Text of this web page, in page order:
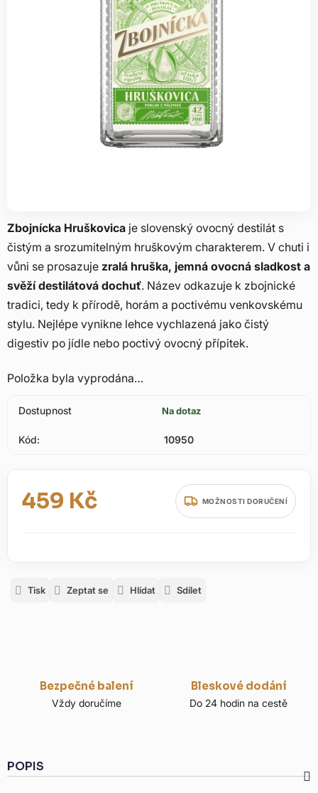
Zbojnícka Hruškovica je slovenský ovocný destilát s
čistým a srozumitelným hruškovým charakterem. V chuti i
vůni se prosazuje zralá hruška, jemná ovocná sladkost a
svěží destilátová dochuť. Název odkazuje k zbojnické
tradici, tedy k přírodě, horám a poctivému venkovskému
stylu. Nejlépe vynikne lehce vychlazená jako čistý
digestiv po jídle nebo poctivý ovocný přípitek.
Položka byla vyprodána…
Dostupnost Na dotaz
Kód: 10950
459 Kč
Měrná cena:
MOŽNOSTI DORUČENÍ
Tisk Zeptat se Hlídat Sdílet
Bezpečné balení
Vždy doručíme
Bleskové dodání
Do 24 hodin na cestě
POPIS